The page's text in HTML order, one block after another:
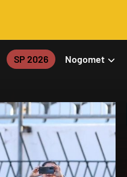
SP 2026 Nogomet